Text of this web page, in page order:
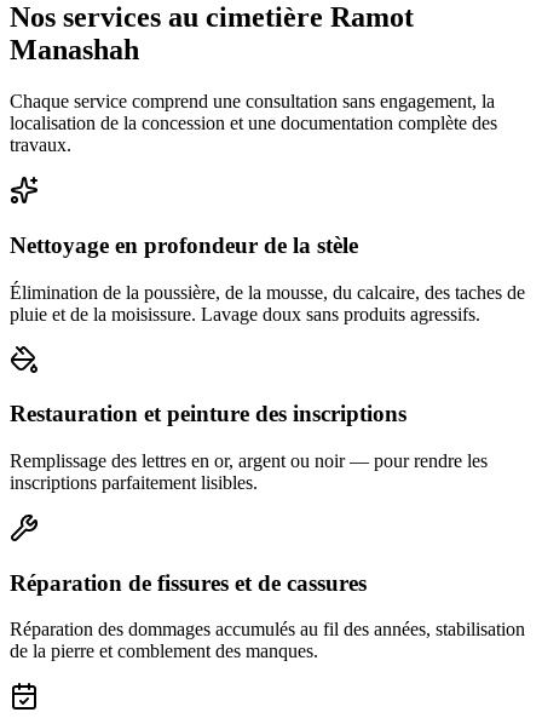
Nos services au cimetière Ramot
Manashah
Chaque service comprend une consultation sans engagement, la
localisation de la concession et une documentation complète des
travaux.
Nettoyage en profondeur de la stèle
Élimination de la poussière, de la mousse, du calcaire, des taches de
pluie et de la moisissure. Lavage doux sans produits agressifs.
Restauration et peinture des inscriptions
Remplissage des lettres en or, argent ou noir — pour rendre les
inscriptions parfaitement lisibles.
Réparation de fissures et de cassures
Réparation des dommages accumulés au fil des années, stabilisation
de la pierre et comblement des manques.